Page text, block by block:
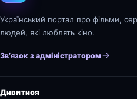
Український портал про фільми,
людей, які люблять кіно.
Зв’язок з адміністратором
Дивитися